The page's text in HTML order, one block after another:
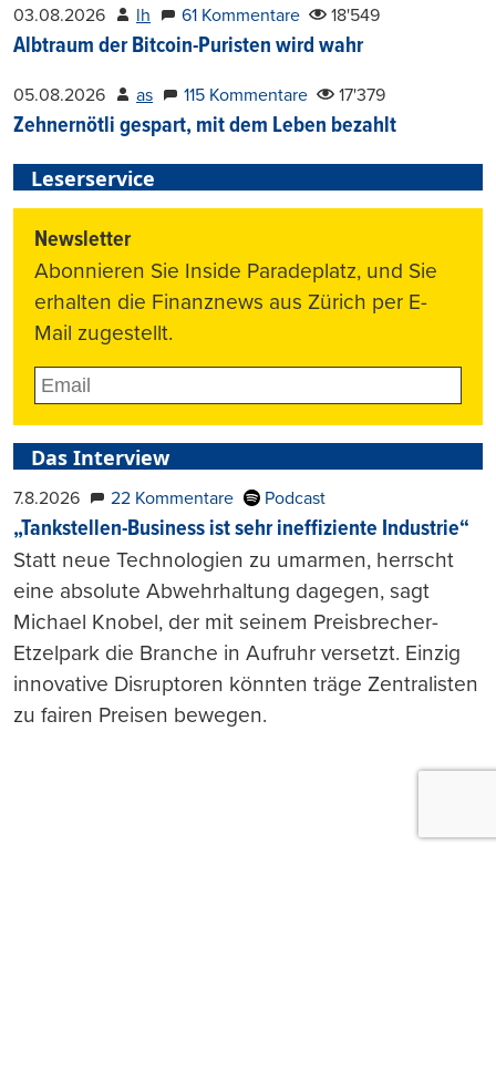
03.08.2026 lh 61 Kommentare 18'549
Albtraum der Bitcoin-Puristen wird wahr
05.08.2026 as 115 Kommentare 17'379
Zehnernötli gespart, mit dem Leben bezahlt
Leserservice
Newsletter
Abonnieren Sie Inside Paradeplatz, und Sie
erhalten die Finanznews aus Zürich per E-
Mail zugestellt.
Das Interview
7.8.2026 22 Kommentare Podcast
„Tankstellen-Business ist sehr ineffiziente Industrie“
Statt neue Technologien zu umarmen, herrscht
eine absolute Abwehrhaltung dagegen, sagt
Michael Knobel, der mit seinem Preisbrecher-
Etzelpark die Branche in Aufruhr versetzt. Einzig
innovative Disruptoren könnten träge Zentralisten
zu fairen Preisen bewegen.